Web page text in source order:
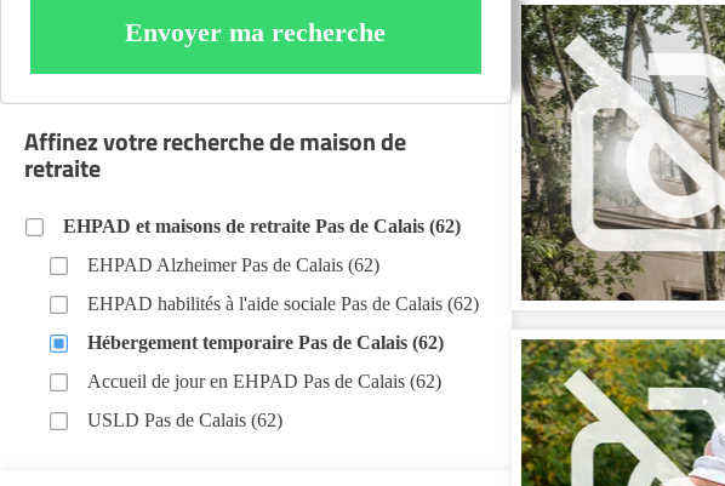
Envoyer ma recherche
Affinez votre recherche de maison de
retraite
EHPAD et maisons de retraite Pas de Calais (62)
EHPAD Alzheimer Pas de Calais (62)
EHPAD habilités à l'aide sociale Pas de Calais (62)
Hébergement temporaire Pas de Calais (62)
Accueil de jour en EHPAD Pas de Calais (62)
USLD Pas de Calais (62)